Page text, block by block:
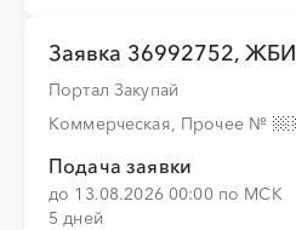
Заявка 36992752, ЖБИ
Портал Закупай
Коммерческая, Прочее №
Подача заявки
до 13.08.2026 00:00 по МСК
5 дней